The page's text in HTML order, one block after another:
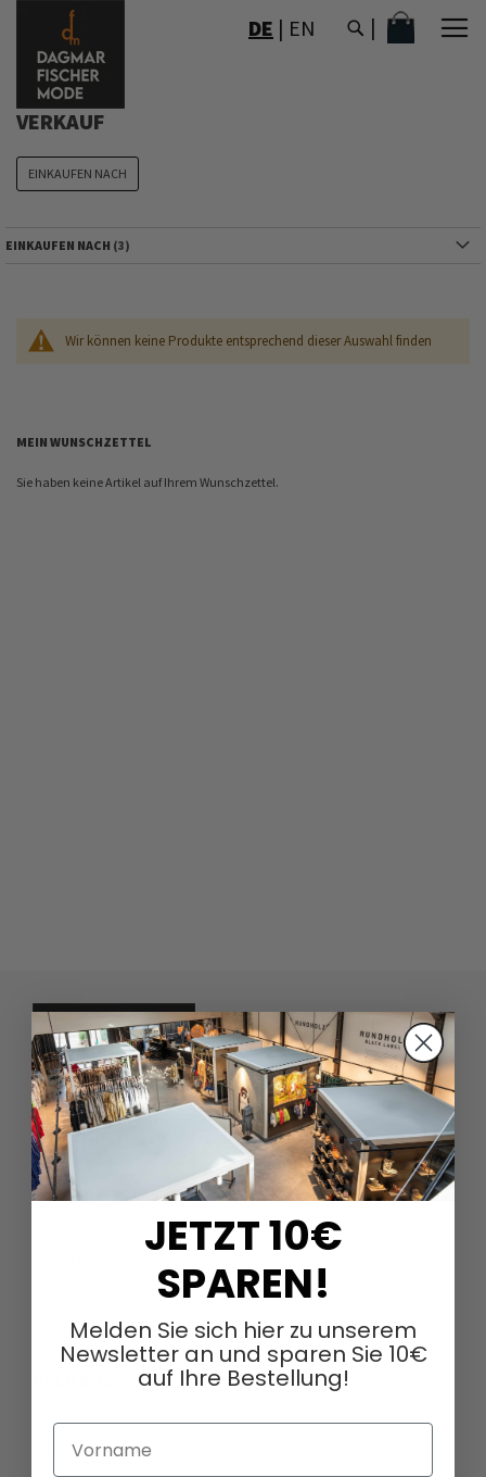
ZUM
DE | EN MEIN
VERKAUF
Wir können keine Produkte entsprechend dieser Auswahl finden
EINKAUFEN NACH
EINKAUFEN NACH
MEIN WUNSCHZETTEL
Sie haben keine Artikel auf Ihrem Wunschzettel.
DAGMARFISCHER MODE GmbH
sales@dagmarfischermode.de
Über uns
Öffnungszeiten
JETZT 10€
SPAREN!
Melden Sie sich hier zu unserem
Newsletter an und sparen Sie 10€
auf Ihre Bestellung!
Vorname